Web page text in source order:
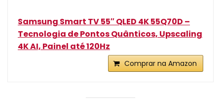
Samsung Smart TV 55″ QLED 4K 55Q70D –
Tecnologia de Pontos Quânticos, Upscaling
4K AI, Painel até 120Hz
Comprar na Amazon